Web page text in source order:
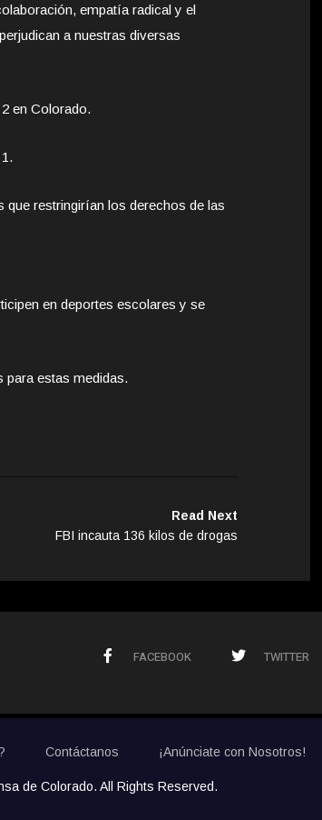
empatía radical y el
a nuestras diversas
en Colorado.
que restringirían los derechos de las
en deportes escolares y se
para estas medidas.
Read Next
FBI incauta 136 kilos de drogas
FACEBOOK TWITTER
Contáctanos ¡Anúnciate con Nosotros!
de Colorado. All Rights Reserved.